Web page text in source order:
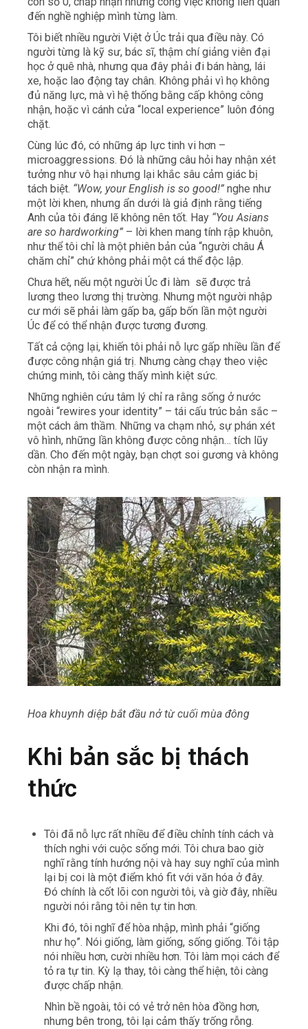
đến nghề nghiệp mình từng làm.
Tôi biết nhiều người Việt ở Úc trải qua điều này. Có
người từng là kỹ sư, bác sĩ, thậm chí giảng viên đại
học ở quê nhà, nhưng qua đây phải đi bán hàng, lái
xe, hoặc lao động tay chân. Không phải vì họ không
đủ năng lực, mà vì hệ thống bằng cấp không công
nhận, hoặc vì cánh cửa “local experience” luôn đóng
chặt.
Cùng lúc đó, có những áp lực tinh vi hơn –
microaggressions. Đó là những câu hỏi hay nhận xét
tưởng như vô hại nhưng lại khắc sâu cảm giác bị
tách biệt. “Wow, your English is so good!” nghe như
một lời khen, nhưng ẩn dưới là giả định rằng tiếng
Anh của tôi đáng lẽ không nên tốt. Hay “You Asians
are so hardworking” – lời khen mang tính rập khuôn,
như thể tôi chỉ là một phiên bản của “người châu Á
chăm chỉ” chứ không phải một cá thể độc lập.
Chưa hết, nếu một người Úc đi làm sẽ được trả
lương theo lương thị trường. Nhưng một người nhập
cư mới sẽ phải làm gấp ba, gấp bốn lần một người
Úc để có thể nhận được tương đương.
Tất cả cộng lại, khiến tôi phải nỗ lực gấp nhiều lần để
được công nhận giá trị. Nhưng càng chạy theo việc
chứng minh, tôi càng thấy mình kiệt sức.
Những nghiên cứu tâm lý chỉ ra rằng sống ở nước
ngoài “rewires your identity” – tái cấu trúc bản sắc –
một cách âm thầm. Những va chạm nhỏ, sự phán xét
vô hình, những lần không được công nhận… tích lũy
dần. Cho đến một ngày, bạn chợt soi gương và không
còn nhận ra mình.
Hoa khuynh diệp bắt đầu nở từ cuối mùa đông
Khi bản sắc bị thách
thức
Tôi đã nỗ lực rất nhiều để điều chỉnh tính cách và
thích nghi với cuộc sống mới. Tôi chưa bao giờ
nghĩ rằng tính hướng nội và hay suy nghĩ của mình
lại bị coi là một điểm khó fit với văn hóa ở đây.
Đó chính là cốt lõi con người tôi, và giờ đây, nhiều
người nói rằng tôi nên tự tin hơn.
Khi đó, tôi nghĩ để hòa nhập, mình phải “giống
như họ”. Nói giống, làm giống, sống giống. Tôi tập
nói nhiều hơn, cười nhiều hơn. Tôi làm mọi cách để
tỏ ra tự tin. Kỳ lạ thay, tôi càng thể hiện, tôi càng
được chấp nhận.
Nhìn bề ngoài, tôi có vẻ trở nên hòa đồng hơn,
nhưng bên trong, tôi lại cảm thấy trống rỗng.